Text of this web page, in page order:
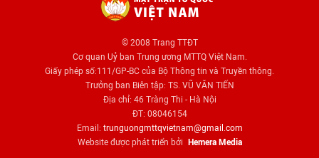
© 2008 Trang TTĐT
Cơ quan Uỷ ban Trung ương MTTQ Việt Nam.
Giấy phép số:111/GP-BC của Bộ Thông tin và Truyền thông.
Trưởng ban Biên tập: TS. VŨ VĂN TIẾN
Địa chỉ: 46 Tràng Thi - Hà Nội
ĐT: 08046154
Email: trunguongmttqvietnam@gmail.com
Website được phát triển bởi Hemera Media